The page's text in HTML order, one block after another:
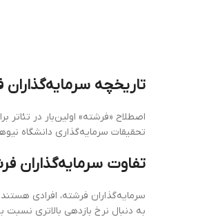
تاریخچه
اصطلاح «فرشته» اولین‌بار در تئاتر
تحقیقات سرمایه‌گذاری دانشگاه
تفاوت سرمایه‌گذاران
سرمایه‌گذاران فرشته، افرادی
به دنبال نرخ بازدهی بالاتری